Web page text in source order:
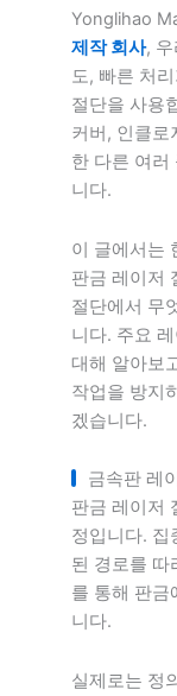
Yonglihao
제작 회사,
도, 빠른 처
절단을 사용
커버, 인클로
한 다른 여러
니다.
이 글에서는
판금 레이저
절단에서 무
니다. 주요
대해 알아보
작업을 방지
겠습니다.
금속판 레
판금 레이저
정입니다. 집
된 경로를 따
를 통해 판금
니다.
실제로는 정